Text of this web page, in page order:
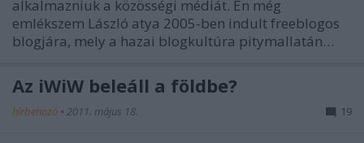
alkalmazniuk a közösségi médiát. Én még
emlékszem László atya 2005-ben indult freeblogos
blogjára, mely a hazai blogkultúra pitymallatán…
Az iWiW beleáll a földbe?
hírbehozó • 2011. május 18. 19